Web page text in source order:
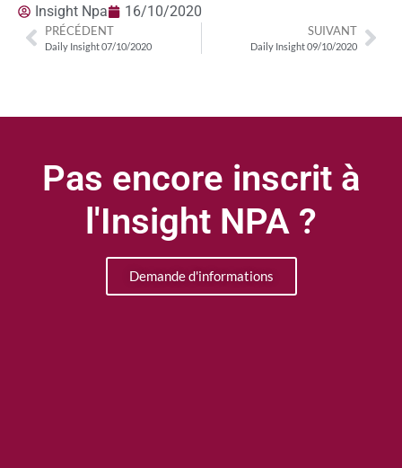
Insight Npa 16/10/2020
PRÉCÉDENT
Daily Insight 07/10/2020
SUIVANT
Daily Insight 09/10/2020
Pas encore inscrit à
l'Insight NPA ?
Demande d'informations